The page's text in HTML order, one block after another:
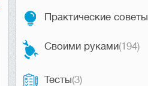
Практические советы
Своими руками(194)
Тесты(3)